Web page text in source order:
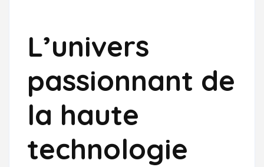
L’univers
passionnant de
la haute
technologie